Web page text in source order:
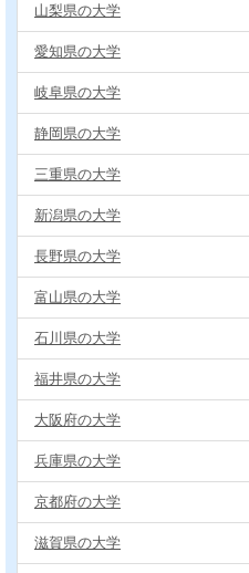
山梨県の大学
愛知県の大学
岐阜県の大学
静岡県の大学
三重県の大学
新潟県の大学
長野県の大学
富山県の大学
石川県の大学
福井県の大学
大阪府の大学
兵庫県の大学
京都府の大学
滋賀県の大学